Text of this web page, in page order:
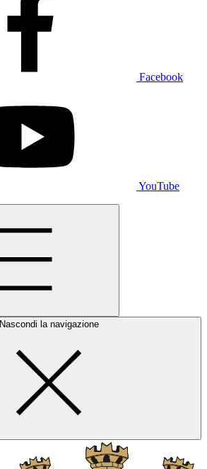
Facebook
YouTube
Nascondi la navigazione